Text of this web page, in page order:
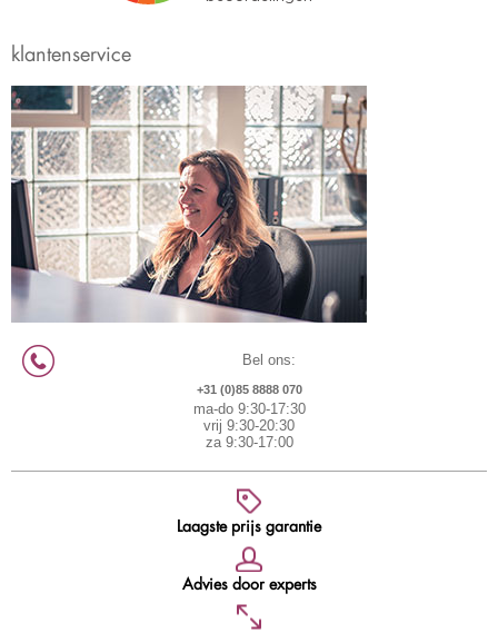
klantenservice
Bel ons:
+31 (0)85 8888 070
ma-do 9:30-17:30
vrij 9:30-20:30
za 9:30-17:00
Laagste prijs garantie
Advies door experts